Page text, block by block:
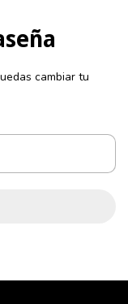
cambiar tu